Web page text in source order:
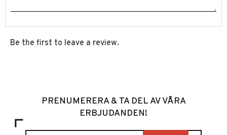
Be the first to leave a review.
PRENUMERERA & TA DEL AV VÅRA
ERBJUDANDEN!